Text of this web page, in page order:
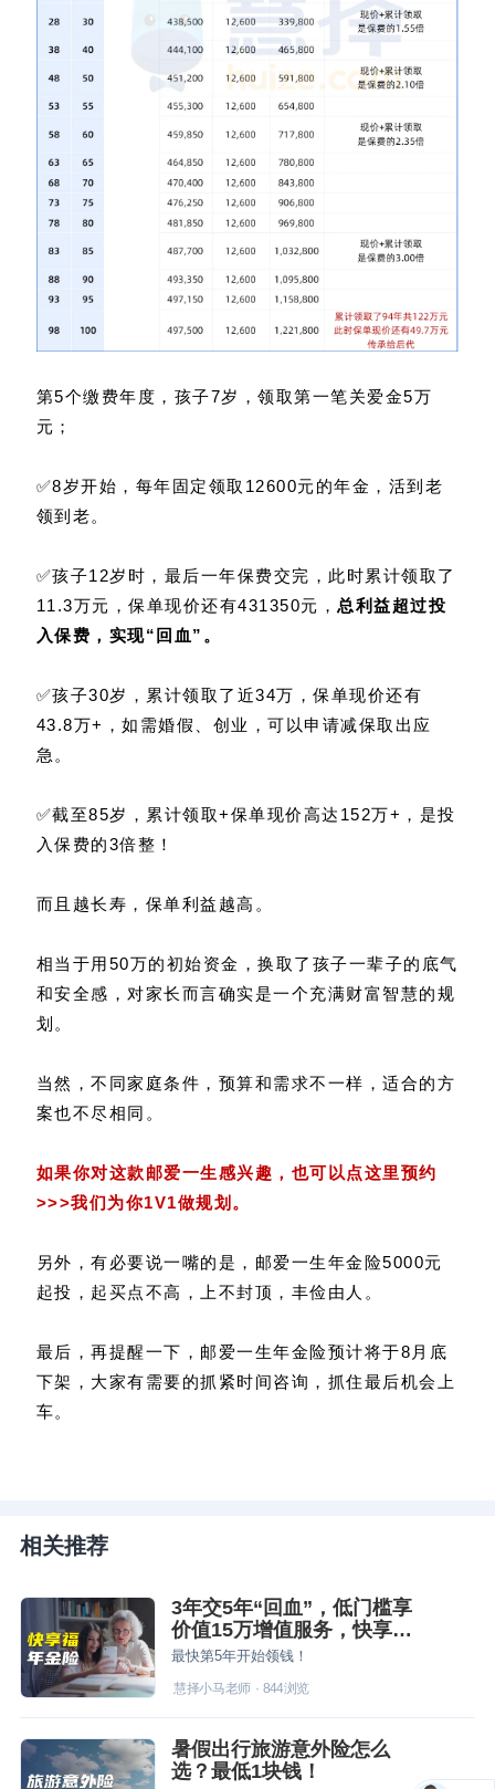
第5个缴费年度，孩子7岁，领取第一笔关爱金5万
元；
✅8岁开始，每年固定领取12600元的年金，活到老
领到老。
✅孩子12岁时，最后一年保费交完，此时累计领取了
11.3万元，保单现价还有431350元，总利益超过投
入保费，实现“回血”。
✅孩子30岁，累计领取了近34万，保单现价还有
43.8万+，如需婚假、创业，可以申请减保取出应
急。
✅截至85岁，累计领取+保单现价高达152万+，是投
入保费的3倍整！
而且越长寿，保单利益越高。
相当于用50万的初始资金，换取了孩子一辈子的底气
和安全感，对家长而言确实是一个充满财富智慧的规
划。
当然，不同家庭条件，预算和需求不一样，适合的方
案也不尽相同。
如果你对这款邮爱一生感兴趣，也可以点这里预约
>>>我们为你1V1做规划。
另外，有必要说一嘴的是，邮爱一生年金险5000元
起投，起买点不高，上不封顶，丰俭由人。
最后，再提醒一下，邮爱一生年金险预计将于8月底
下架，大家有需要的抓紧时间咨询，抓住最后机会上
车。
相关推荐
3年交5年“回血”，低门槛享
价值15万增值服务，快享福
要火！
最快第5年开始领钱！
慧择小马老师· 844浏览
暑假出行旅游意外险怎么
选？最低1块钱！